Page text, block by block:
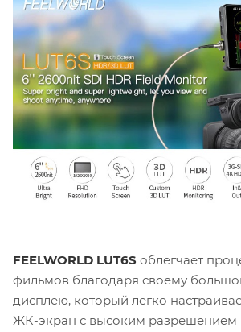
FEELWORLD LUT6S облегчает
фильмов благодаря своему
дисплею, который легко
ЖК-экран с высоким разрешением